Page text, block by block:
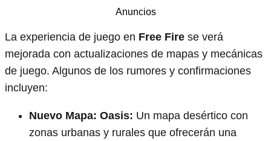
Anuncios
La experiencia de juego en Free Fire se verá
mejorada con actualizaciones de mapas y mecánicas
de juego. Algunos de los rumores y confirmaciones
incluyen:
Nuevo Mapa: Oasis: Un mapa desértico con
zonas urbanas y rurales que ofrecerán una